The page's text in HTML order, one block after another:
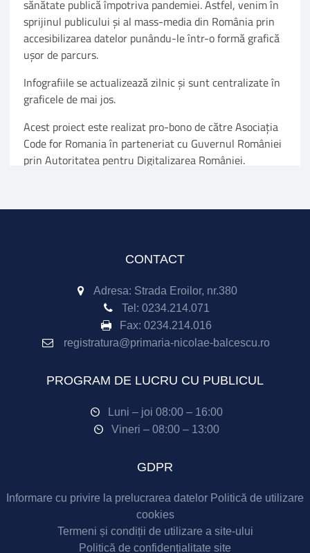
CONTACT
Adresa: Strada Eroilor, nr.380
Tel: 0234.214.071
Fax: 0234.214.016
registratura@primaria-nicolae-balcescu.ro
PROGRAM DE LUCRU CU PUBLICUL
Luni – joi 08:00 – 16:00
Vineri – 08:00 – 13:00
GDPR
Informare cu privire la prelucrarea datelor Politică de utilizare
cookies
Termeni și condiții de utilizare a site-ului
Politică de confidențialitate site